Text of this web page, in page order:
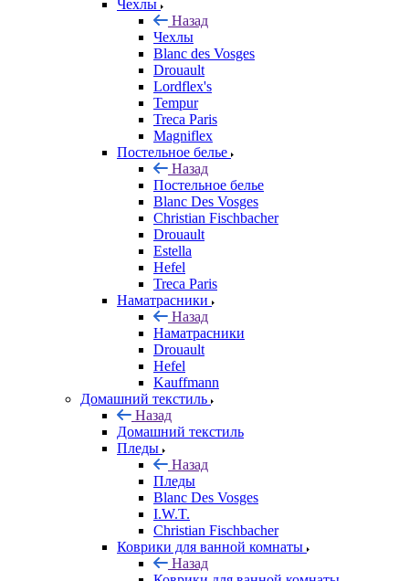
Чехлы
Назад
Чехлы
Blanc des Vosges
Drouault
Lordflex's
Tempur
Treca Paris
Magniflex
Постельное белье
Назад
Постельное белье
Blanc Des Vosges
Christian Fischbacher
Drouault
Estella
Hefel
Treca Paris
Наматрасники
Назад
Наматрасники
Drouault
Hefel
Kauffmann
Домашний текстиль
Назад
Домашний текстиль
Пледы
Назад
Пледы
Blanc Des Vosges
I.W.T.
Christian Fischbacher
Коврики для ванной комнаты
Назад